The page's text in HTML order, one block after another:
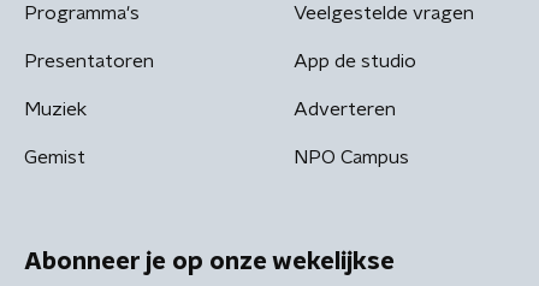
Programma's
Presentatoren
Muziek
Gemist
Veelgestelde vragen
App de studio
Adverteren
NPO Campus
Abonneer je op onze wekelijkse